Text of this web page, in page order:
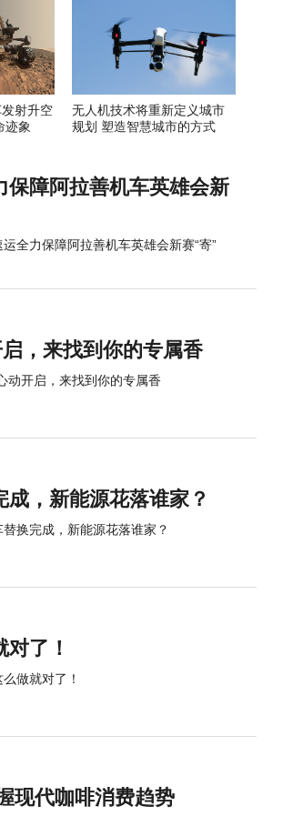
发射升空
迹象
无人机技术将重新定义城市
规划 塑造智慧城市的方式
障阿拉善机车英雄会新
全力保障阿拉善机车英雄会新赛“寄”
，来找到你的专属香
动开启，来找到你的专属香
，新能源花落谁家？
换完成，新能源花落谁家？
了！
做就对了！
现代咖啡消费趋势